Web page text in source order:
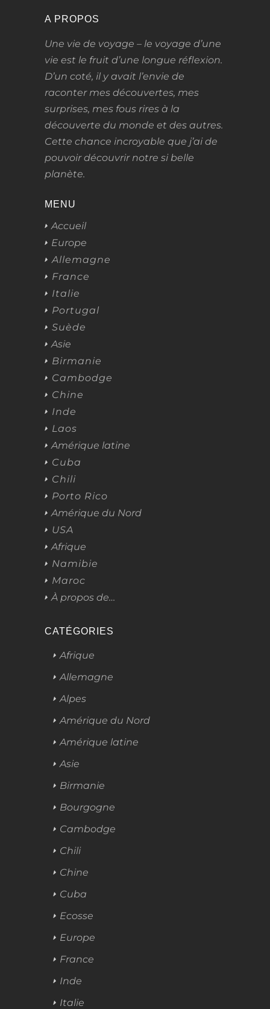
A PROPOS
Une vie de voyage – le voyage d’une
vie est le fruit d’une longue réflexion.
D’un coté, il y avait l’envie de
raconter mes découvertes, mes
surprises, mes fous rires à la
découverte du monde et des autres.
Cette chance incroyable que j’ai de
pouvoir découvrir notre si belle
planète.
MENU
Accueil
Europe
Allemagne
France
Italie
Portugal
Suède
Asie
Birmanie
Cambodge
Chine
Inde
Laos
Amérique latine
Cuba
Chili
Porto Rico
Amérique du Nord
USA
Afrique
Namibie
Maroc
À propos de…
CATÉGORIES
Afrique
Allemagne
Alpes
Amérique du Nord
Amérique latine
Asie
Birmanie
Bourgogne
Cambodge
Chili
Chine
Cuba
Ecosse
Europe
France
Inde
Italie